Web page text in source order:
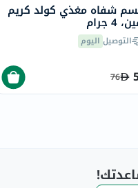
شفاه مغذي كولد كريم
4 جرام
التوصيل اليوم
76